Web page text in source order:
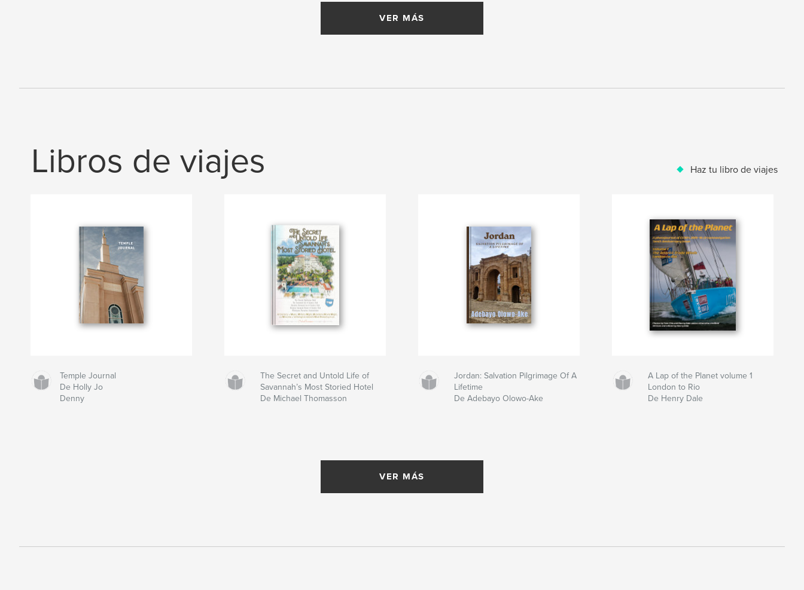
VER MÁS
Libros de viajes Haz tu libro de viajes
Temple Journal
De Holly Jo
Denny
The Secret and Untold Life of
Savannah’s Most Storied Hotel
De Michael Thomasson
Jordan: Salvation Pilgrimage Of A
Lifetime
De Adebayo Olowo-Ake
A Lap of the Planet volume 1
London to Rio
De Henry Dale
VER MÁS